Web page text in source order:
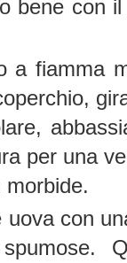
bene con
a fiamma
per una
con